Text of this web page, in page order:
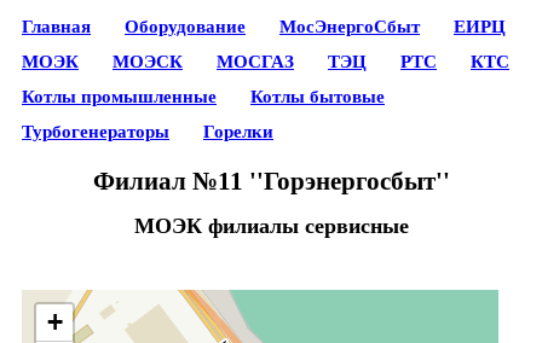
Главная Оборудование МосЭнергоСбыт
ЕИРЦ
МОЭК
МОЭСК МОСГАЗ ТЭЦ РТС
КТС
Котлы промышленные
Котлы бытовые
Турбогенераторы
Горелки
Филиал №11 ''Горэнергосбыт''
МОЭК филиалы сервисные
+